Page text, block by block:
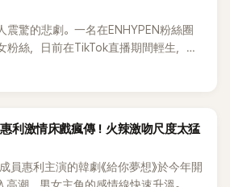
震驚的悲劇。一名在ENHYPEN粉絲圈
粉絲，日前在TikTok直播期間輕生，最
後震驚韓網，也讓不少粉絲湧入社群平
惠利激情床戲瘋傳！火辣激吻尺度太猛
員惠利主演的韓劇《給你夢想》於今年開